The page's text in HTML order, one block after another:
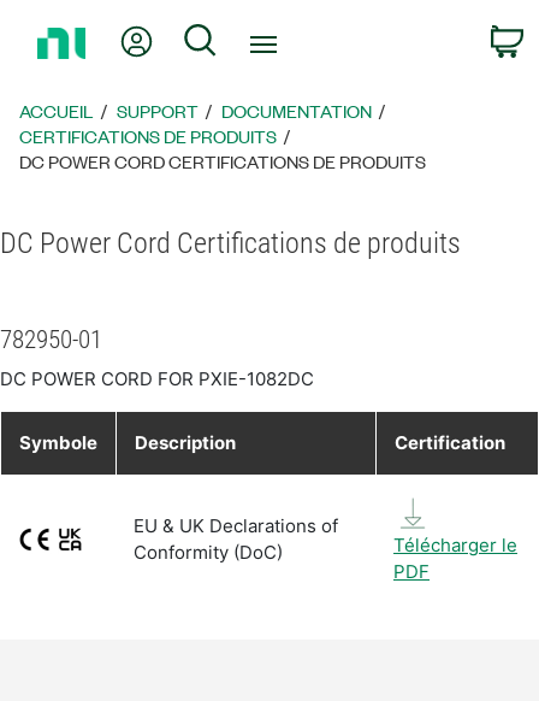
page
d’accueil
Mon compteRechercher
ACCUEIL SUPPORT
DOCUMENTATION
CERTIFICATIONS DE PRODUITS
DC POWER CORD CERTIFICATIONS DE PRODUITS
DC Power Cord Certifications de produits
782950-01
DC POWER CORD FOR PXIE-1082DC
Symbole Description Certification
EU & UK Declarations of
Conformity (DoC)
Télécharger le
PDF